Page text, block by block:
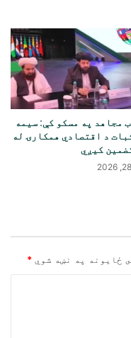
مجاهد په مسکو کې: سیمه
د اقتصادي همکارۍ له
کیږي
ځایونه په نښه شوي *